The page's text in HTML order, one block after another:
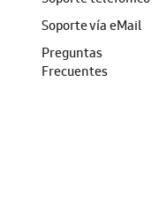
Soporte vía eMail
Preguntas
Frecuentes